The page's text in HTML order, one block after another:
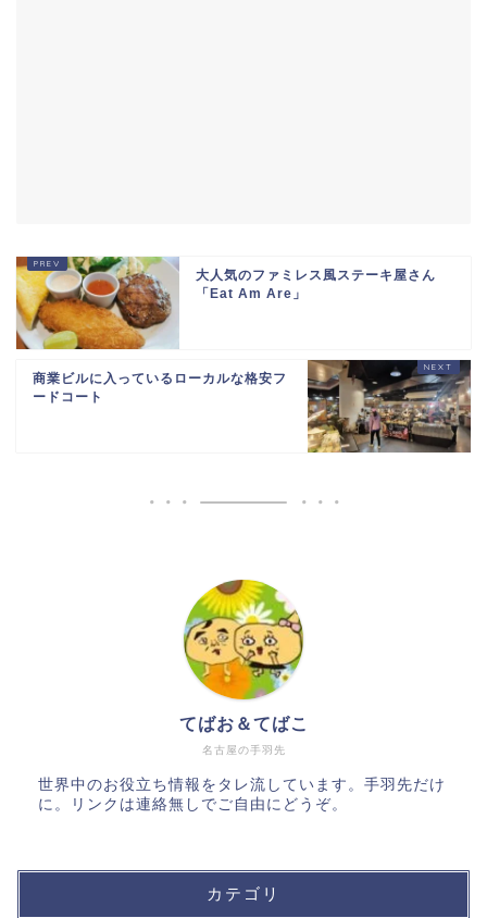
大人気のファミレス風ステーキ屋さん
「Eat Am Are」
商業ビルに入っているローカルな格安フ
ードコート
名古屋の手羽先
てばお＆てばこ
世界中のお役立ち情報をタレ流しています。手羽先だけ
に。リンクは連絡無しでご自由にどうぞ。
カテゴリ